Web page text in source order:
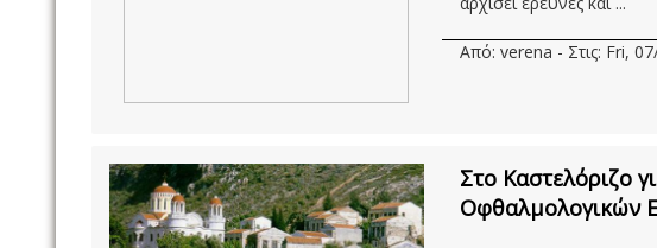
Από: verena - Στις: Fri,
Στο Καστελόριζο
Οφθαλμολογικών